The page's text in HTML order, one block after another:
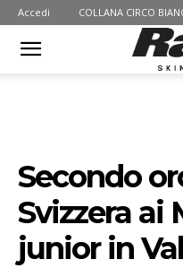
Accedi COLLANA CIRCO
Secondo
Svizzera ai
junior in